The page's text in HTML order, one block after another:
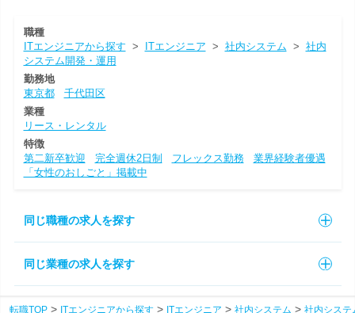
職種
ITエンジニアから探す > ITエンジニア > 社内システム > 社内
システム開発・運用
勤務地
東京都
千代田区
業種
リース・レンタル
特徴
第二新卒歓迎
完全週休2日制 フレックス勤務
業界経験者優遇
「女性のおしごと」掲載中
同じ職種の求人を探す
同じ業種の求人を探す
転職TOP ITエンジニアから探す ITエンジニア 社内システム 社内システ